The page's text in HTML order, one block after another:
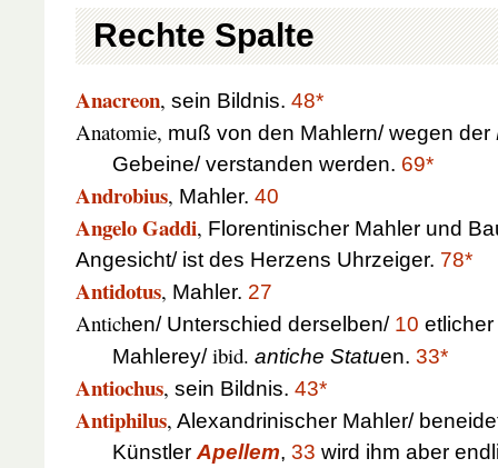
Rechte Spalte
Anacreon, sein Bildnis. 48*
Anatomie, muß von den Mahlern/ wegen der
Gebeine/ verstanden werden. 69*
Androbius, Mahler. 40
Angelo Gaddi, Florentinischer Mahler und
Angesicht/ ist des Herzens Uhrzeiger. 78*
Antidotus, Mahler. 27
Antichen/ Unterschied derselben/ 10
Mahlerey/ibid. antiche Statuen. 33*
Antiochus, sein Bildnis. 43*
Antiphilus, Alexandrinischer Mahler/
Künstler Apellem, 33 wird ihm aber